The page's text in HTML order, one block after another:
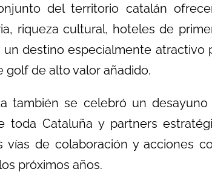
del territorio catalán
riqueza cultural, hoteles de
destino especialmente atractivo
golf de alto valor añadido.
también se celebró un
toda Cataluña y partners
vías de colaboración y acciones
próximos años.